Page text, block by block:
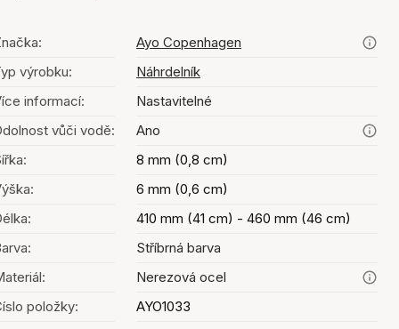
Ayo Copenhagen
výrobku:
Náhrdelník
informací:
Nastavitelné
vůči vodě:
Ano
8 mm (0,8 cm)
6 mm (0,6 cm)
410 mm (41 cm) - 460 mm (46 cm)
Stříbrná barva
Nerezová ocel
položky:
AYO1033